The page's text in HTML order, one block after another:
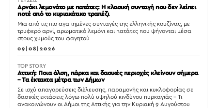
Αρνάκι λεμονάτο με πατάτες: Η κλασική συνταγή που δεν λείπει
ποτέ από το κυριακάτικο τραπέζι
Μια από τις πιο αγαπημένες συνταγές της ελληνικής κουζίνας, με
τρυφερό αρνί, αρωματικό λεμόνι και πατάτες που ψήνονται μέσα
στους χυμούς του φαγητού
09|08|2026
TOP STORY
Αττική: Ποια άλση, πάρκα και δασικές περιοχές κλείνουν σήμερα
– Τα έκτακτα μέτρα των Δήμων
Σε ισχύ απαγορεύσεις διέλευσης, παραμονής και κυκλοφορίας σε
δασικές εκτάσεις λόγω πολύ υψηλού κινδύνου πυρκαγιάς – Τι
ανακοινώνουν οι Δήμοι της Αττικής για την Κυριακή 9 Αυγούστου